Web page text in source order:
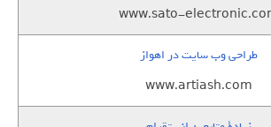
www.sato-
طراحی وب سایت در اهواز
www.artiash.com